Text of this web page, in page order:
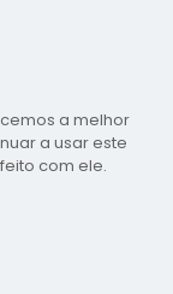
128
da
- PE
de
Digital
a melhor
a usar este
com ele.